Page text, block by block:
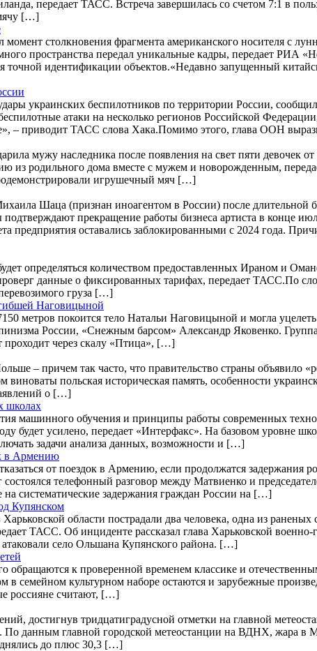
передает ТАСС. Встреча завершилась со счетом 7:1 в
[…]
столкновения фрагмента американского носителя с
пространства передал уникальные кадры, передает РИА
идентификации объектов.«Недавно запущенный
украинских беспилотников по территории России, сообщил
атаки на несколько регионов Российской
– приводит ТАСС слова Хака.Помимо этого, глава ООН
мужу наследника после появления на свет пяти девочек
из родильного дома вместе с мужем и новорожденным,
игрушечный мяч […]
Шаца (признан иноагентом в России) после длительной
прекращение работы бизнеса артиста в конце
оставались заблокированными с 2024 года.
определяться количеством предоставленных Ираном и
данные о фиксированных тарифах, передает ТАСС.По
груза […]
Наговицыной
метров покоится тело Натальи Наговицыной и могла уцелеть
России, «Снежным барсом» Александр Яковенко.
через скалу «Птица», […]
– причем так часто, что правительство страны
польская историческая память, особенности
о […]
школах
машинного обучения и принципы работы современных
будет усилено, передает «Интерфакс». На базовом уровне
задачи анализа данных, возможности и […]
в Армению
от поездок в Армению, если продолжатся задержания
телефонный разговор между Матвиенко и
систематические задержания граждан России на […]
Купянском
области пострадали два человека, одна из
ТАСС. Об инциденте рассказал глава Харьковской
село Ольшана Купянского района. […]
обращаются к проверенной временем классике и
семейном культурном наборе остаются и зарубежные
россияне считают, […]
достигнув тридцатиградусной отметки на главной
По данным главной городской метеостанции на ВДНХ, жара в
до плюс 30,3 […]